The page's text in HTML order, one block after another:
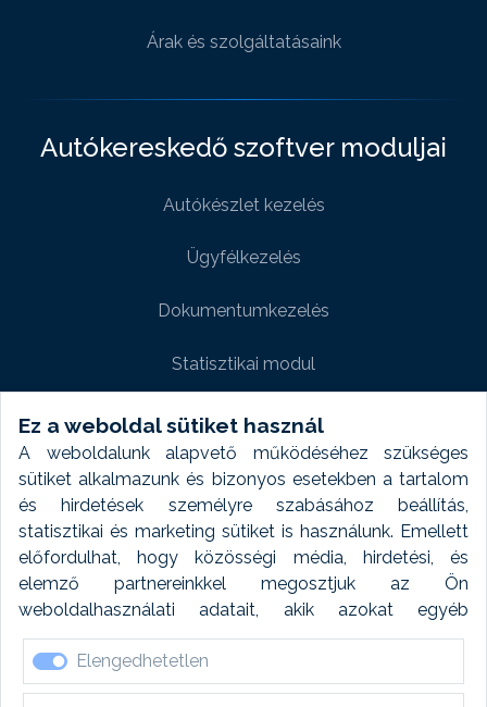
Ez a weboldal sütiket használ
A weboldalunk alapvető működéséhez szükséges
sütiket alkalmazunk és bizonyos esetekben a tartalom
és hirdetések személyre szabásához beállítás,
statisztikai és marketing sütiket is használunk. Emellett
előfordulhat, hogy közösségi média, hirdetési, és
elemző partnereinkkel megosztjuk az Ön
weboldalhasználati adatait, akik azokat egyéb
forrásokból gyűjtött adatokkal kombinálhatják. A sütik
elfogadásával kapcsolatosan naplózást végzünk és
ezen adatokat 6 hónap után automatikusan töröljük. A
Elengedhetetlen
Árak és szolgáltatásaink
Autókereskedő szoftver moduljai
Autókészlet kezelés
Ügyfélkezelés
Dokumentumkezelés
Statisztikai modul
Weboldal modul
Fényképtár extra modul
Autómosó modul
Feladatütemezés